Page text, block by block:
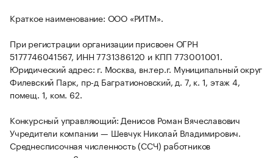
Краткое наименование: ООО «РИТМ».
При регистрации организации присвоен ОГРН
5177746041567, ИНН 7731386120 и КПП 773001001.
Юридический адрес: г. Москва, вн.тер.г. Муниципальный округ
Филевский Парк, пр-д Багратионовский, д. 7, к. 1, этаж 4,
помещ. 1, ком. 62.
Конкурсный управляющий: Денисов Роман Вячеславович
Учредители компании — Шевчук Николай Владимирович.
Среднесписочная численность (ССЧ) работников